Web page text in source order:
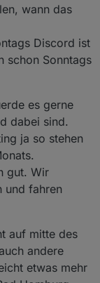
wann das
Discord ist
schon Sonntags
es gerne
dabei sind.
ja so stehen
gut. Wir
und fahren
auf mitte des
andere
etwas mehr